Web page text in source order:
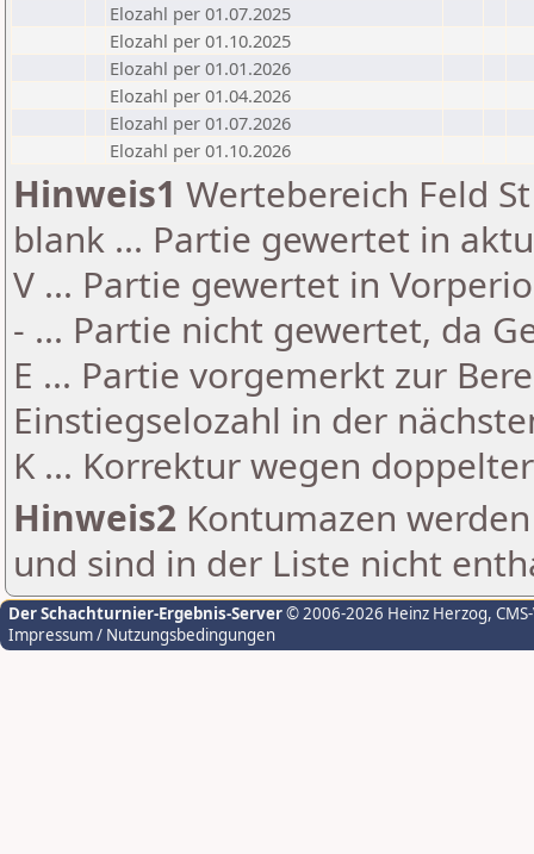
Elozahl per 01.07.2025
Elozahl per 01.10.2025
Elozahl per 01.01.2026
Elozahl per 01.04.2026
Elozahl per 01.07.2026
Elozahl per 01.10.2026
Hinweis1 Wertebereich Feld
blank ... Partie gewertet in
V ... Partie gewertet in
- ... Partie nicht gewertet, da
E ... Partie vorgemerkt zur
Einstiegselozahl in der
K ... Korrektur wegen
Hinweis2 Kontumazen
und sind in der Liste nicht
Der Schachturnier-Ergebnis-Server© 2006-2026 Heinz Herzog,
Impressum / Nutzungsbedingungen